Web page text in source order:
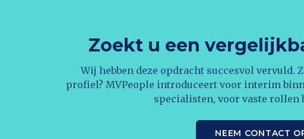
Zoekt u een
Wij hebben deze opdracht succesvol vervuld.
profiel? MVPeople introduceert voor interim
specialisten, voor vaste rollen
NEEM CONTACT